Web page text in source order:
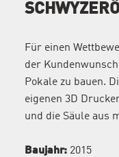
Für einen
der
Pokale zu bauen.
eigenen 3D
und die Säule aus
Baujahr:2015